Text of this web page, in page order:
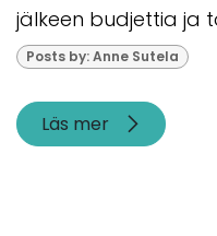
jälkeen budjettia ja
Posts by: Anne Sutela
Läs mer